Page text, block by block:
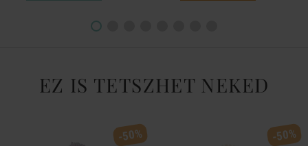
EZ IS TETSZHET NEKED
-50% -50%